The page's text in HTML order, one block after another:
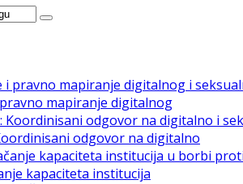
mapiranje digitalnog
odgovor na digitalno
kapaciteta institucija